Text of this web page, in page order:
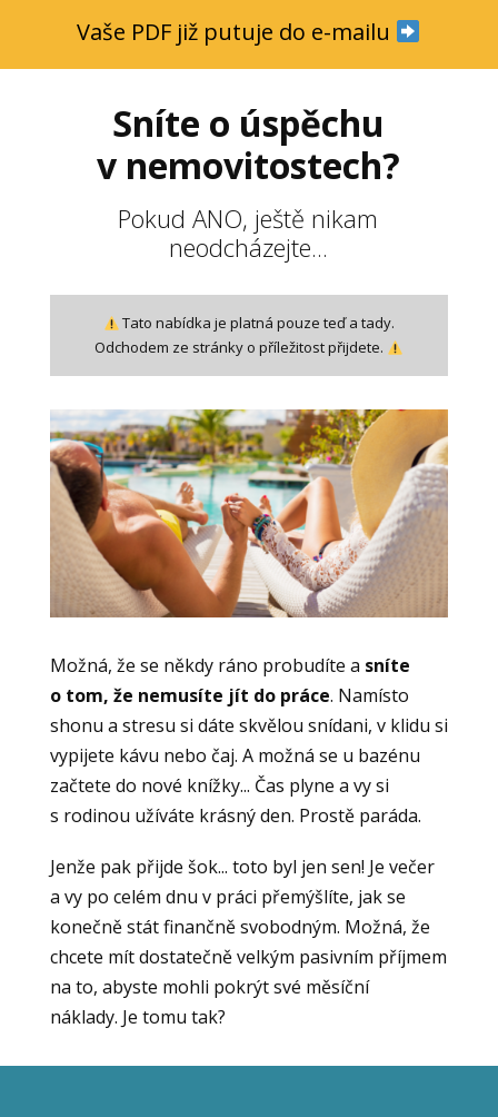
Vaše PDF již putuje do e-mailu
Sníte o úspěchu
v nemovitostech?
Pokud ANO, ještě nikam
neodcházejte...
Tato nabídka je platná pouze teď a tady.
Odchodem ze stránky o příležitost přijdete.
Možná, že se někdy ráno probudíte a sníte
o tom, že nemusíte jít do práce. Namísto
shonu a stresu si dáte skvělou snídani, v klidu si
vypijete kávu nebo čaj. A možná se u bazénu
začtete do nové knížky... Čas plyne a vy si
s rodinou užíváte krásný den. Prostě paráda.
Jenže pak přijde šok... toto byl jen sen! Je večer
a vy po celém dnu v práci přemýšlíte, jak se
konečně stát finančně svobodným. Možná, že
chcete mít dostatečně velkým pasivním příjmem
na to, abyste mohli pokrýt své měsíční
náklady. Je tomu tak?